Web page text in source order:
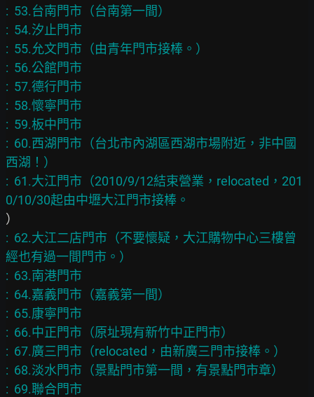
:  53.台南門市（台南第一間）
:  54.汐止門市
:  55.允文門市（由青年門市接棒。）
:  56.公館門市
:  57.德行門市
:  58.懷寧門市
:  59.板中門市
:  60.西湖門市（台北市內湖區西湖市場附近，非中國
西湖！）
:  61.大江門市（2010/9/12結束營業，relocated，201
:  62.大江二店門市（不要懷疑，大江購物中心三樓曾
經也有過一間門市。）
:  63.南港門市
:  64.嘉義門市（嘉義第一間）
:  65.康寧門市
:  66.中正門市（原址現有新竹中正門市）
:  67.廣三門市（relocated，由新廣三門市接棒。）
:  68.淡水門市（景點門市第一間，有景點門市章）
:  69.聯合門市